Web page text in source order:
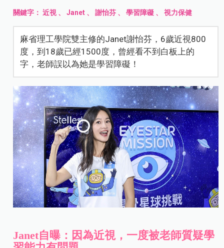
關鍵字：近視 、Janet 、謝怡芬 、學習障礙 、視力保健
麻省理工學院雙主修的Janet謝怡芬，6歲近視800
度，到18歲已經1500度，曾經看不到白板上的
字，老師誤以為她是學習障礙！
Janet自曝：因為近視，一度被老師質疑學